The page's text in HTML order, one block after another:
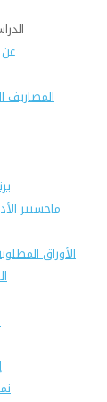
عن
المصاريف
ماجستير
(الأوراق